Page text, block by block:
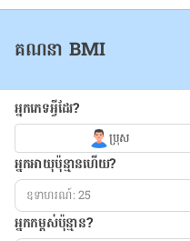
គណនា BMI
អ្នកភេទអ្វីដែរ?
ប្រុស
អ្នកអាយុប៉ុន្មានហើយ?
អ្នកកម្ពស់ប៉ុន្មាន?